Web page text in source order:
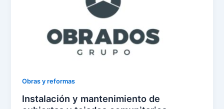
Obras y reformas
Instalación y mantenimiento de